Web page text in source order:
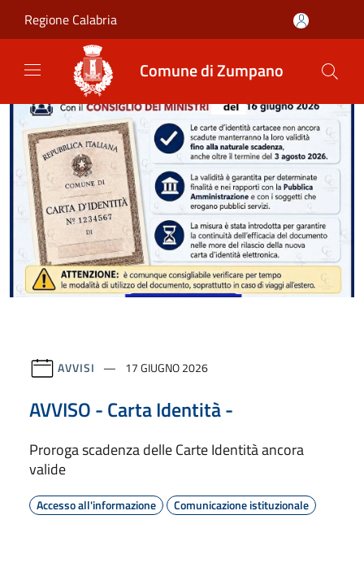
Regione Calabria
Comune di Zumpano
AVVISI 17 GIUGNO 2026
AVVISO - Carta Identità -
Proroga scadenza delle Carte Identità ancora
valide
Accesso all'informazione Comunicazione istituzionale